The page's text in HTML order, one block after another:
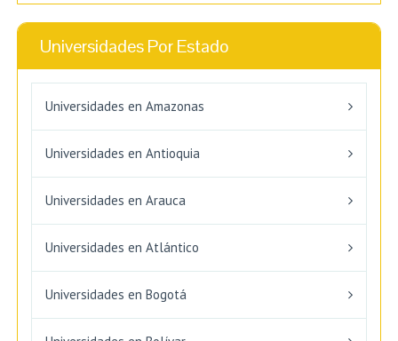
Universidades Por Estado
Universidades en Amazonas
Universidades en Antioquia
Universidades en Arauca
Universidades en Atlántico
Universidades en Bogotá